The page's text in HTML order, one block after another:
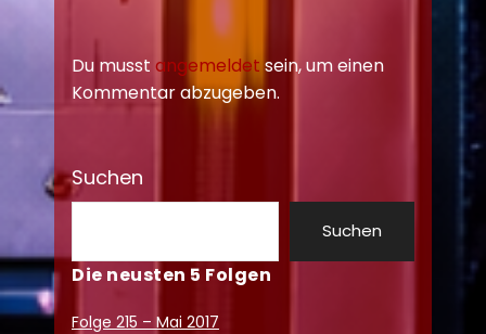
Du musst angemeldet sein, um einen
Kommentar abzugeben.
Suchen
Suchen
Die neusten 5 Folgen
Folge 215 – Mai 2017